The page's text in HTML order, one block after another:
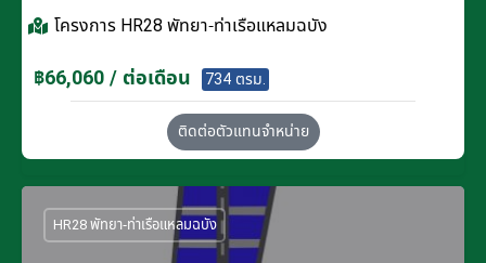
โครงการ HR28 พัทยา-ท่าเรือแหลมฉบัง
฿66,060 / ต่อเดือน 734 ตรม.
ติดต่อตัวแทนจำหน่าย
HR28 พัทยา-ท่าเรือแหลมฉบัง